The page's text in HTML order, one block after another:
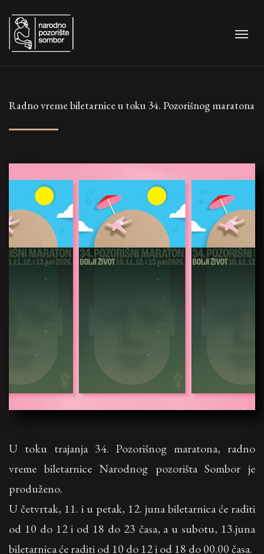
Radno vreme biletarnice u toku 34. Pozorišnog maratona
U toku trajanja 34. Pozorišnog maratona, radno
vreme biletarnice Narodnog pozorišta Sombor je
produženo.
U četvrtak, 11. i u petak, 12. juna biletarnica će raditi
od 10 do 12 i od 18 do 23 časa, a u subotu, 13.juna
biletarnica će raditi od 10 do 12 i od 18 do 00.00 časa.